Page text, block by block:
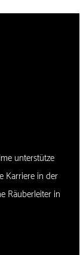
unterstütze
Karriere in der
Räuberleiter in